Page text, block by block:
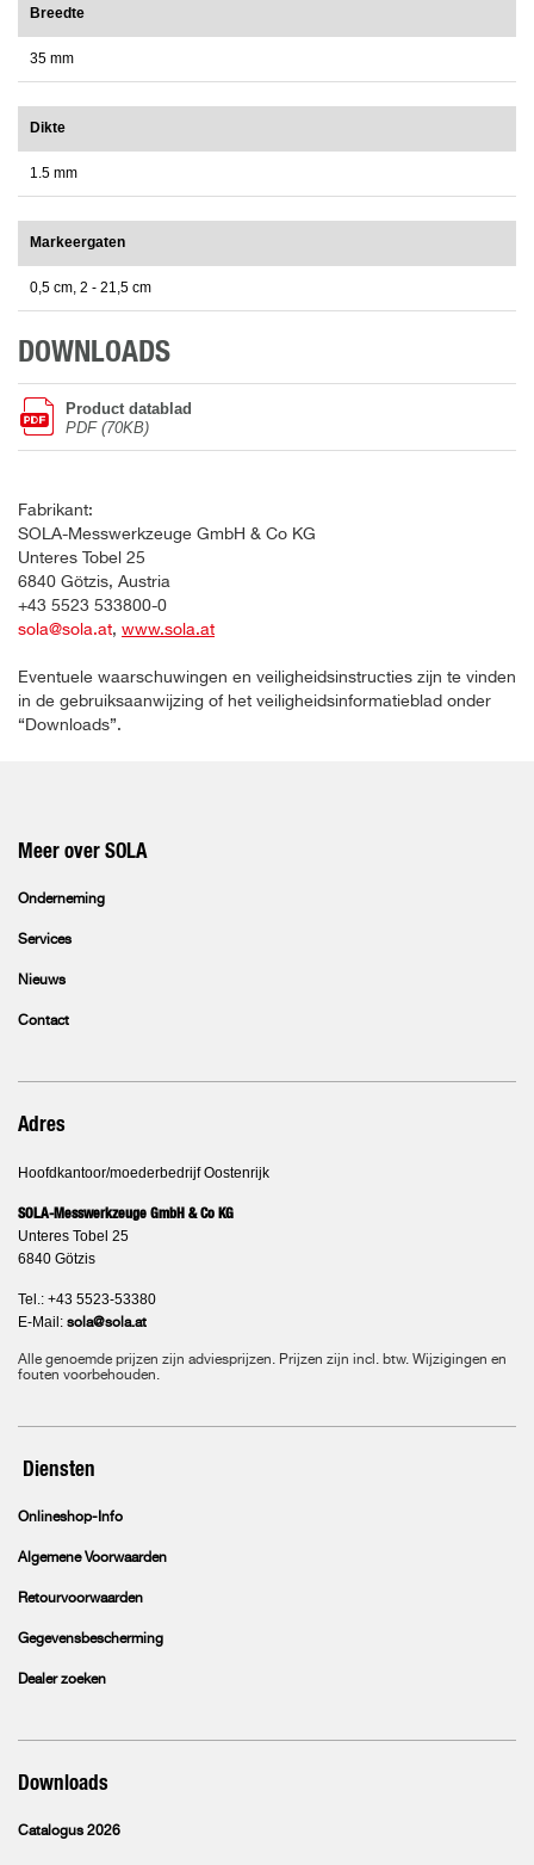
Breedte
35 mm
Dikte
1.5 mm
Markeergaten
0,5 cm, 2 - 21,5 cm
DOWNLOADS
Product datablad
PDF (70KB)
Fabrikant:
SOLA-Messwerkzeuge GmbH & Co KG
Unteres Tobel 25
6840 Götzis, Austria
+43 5523 533800-0
sola@sola.at, www.sola.at
Eventuele waarschuwingen en veiligheidsinstructies zijn te vinden
in de gebruiksaanwijzing of het veiligheidsinformatieblad onder
“Downloads”.
Meer over SOLA
Onderneming
Services
Nieuws
Contact
Adres
Hoofdkantoor/moederbedrijf Oostenrijk
SOLA-Messwerkzeuge GmbH & Co KG
Unteres Tobel 25
6840 Götzis
Tel.: +43 5523-53380
E-Mail: sola@sola.at
Alle genoemde prijzen zijn adviesprijzen. Prijzen zijn incl. btw. Wijzigingen en
fouten voorbehouden.
Diensten
Onlineshop-Info
Algemene Voorwaarden
Retourvoorwaarden
Gegevensbescherming
Dealer zoeken
Downloads
Catalogus 2026